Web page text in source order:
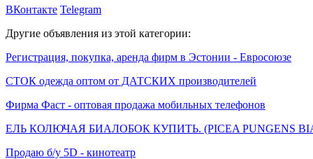
ВКонтакте Telegram
Другие объявления из этой категории:
Регистрация, покупка, аренда фирм в Эстонии - Евросоюзе
СТОК одежда оптом от ДАТСКИХ производителей
Фирма Фаст - оптовая продажа мобильных телефонов
ЕЛЬ КОЛЮЧАЯ БИАЛОБОК КУПИТЬ. (PICEA PUNGENS
Продаю б/у 5D - кинотеатр